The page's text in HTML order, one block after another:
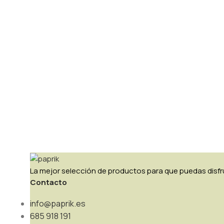
La mejor selección de productos para que puedas
Contacto
info@paprik.es
685 918 191